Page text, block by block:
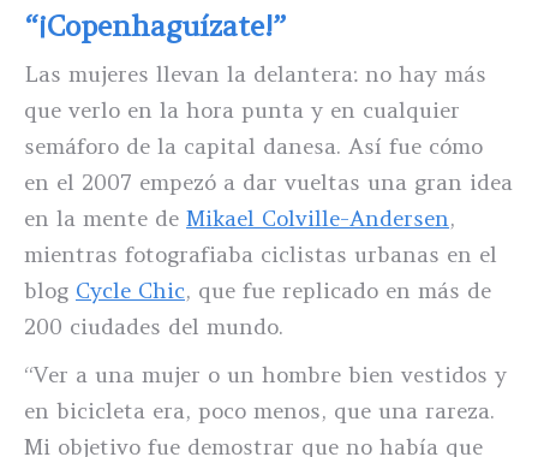
“¡Copenhaguízate!”
Las mujeres llevan la delantera: no hay más
que verlo en la hora punta y en cualquier
semáforo de la capital danesa. Así fue cómo
en el 2007 empezó a dar vueltas una gran idea
en la mente de Mikael Colville-Andersen,
mientras fotografiaba ciclistas urbanas en el
blog Cycle Chic, que fue replicado en más de
200 ciudades del mundo.
“Ver a una mujer o un hombre bien vestidos y
en bicicleta era, poco menos, que una rareza.
Mi objetivo fue demostrar que no había que